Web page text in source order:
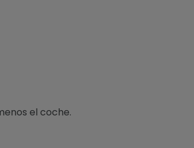
el coche.